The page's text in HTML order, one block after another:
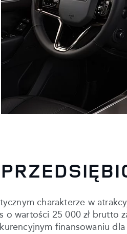
charakterze w
wartości 25 000 zł brutto
finansowaniu